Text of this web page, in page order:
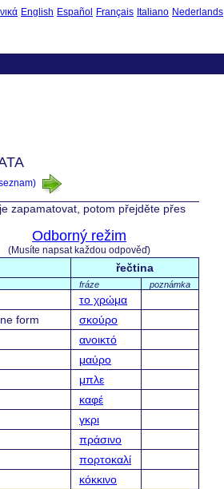
English Español Français Italiano Nederlands
zapamatovat, potom přejděte přes
Odborný režim
(Musíte napsat každou odpověď)
řečtina
fráze poznámka
το χρώμα
form
σκούρο
ανοικτό
μαύρο
μπλε
καφέ
γκρι
πράσινο
πορτοκαλί
κόκκινο